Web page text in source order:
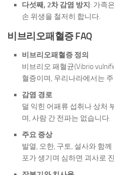
다섯째, 2차 감염 방지 : 가족
손 위생을 철저히 합니다.
비브리오패혈증 FAQ
비브리오패혈증 정의
비브리오 패혈균(Vibrio
혈증이며, 우리나라에서는
감염 경로
덜 익힌 어패류 섭취나 상처
며, 사람 간 전파는 없습니다.
주요 증상
발열, 오한, 구토, 설사와 함께
포가 생기며 심하면 괴사로